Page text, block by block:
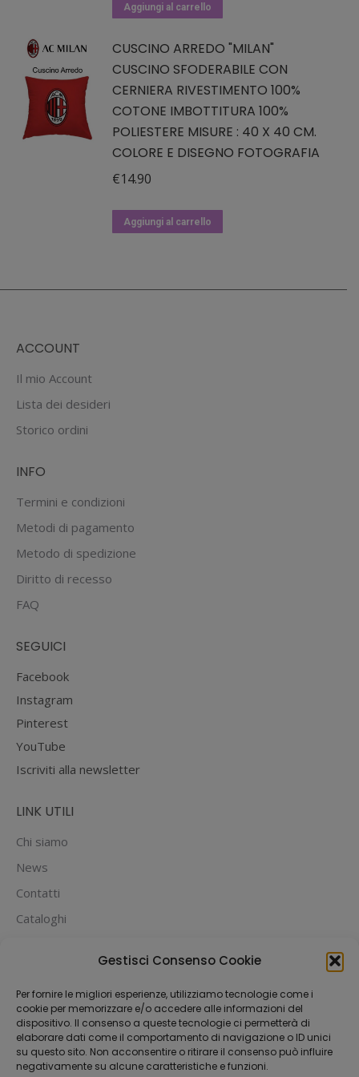
Gestisci Consenso Cookie
Per fornire le migliori esperienze, utilizziamo tecnologie come i
cookie per memorizzare e/o accedere alle informazioni del
dispositivo. Il consenso a queste tecnologie ci permetterà di
elaborare dati come il comportamento di navigazione o ID unici
su questo sito. Non acconsentire o ritirare il consenso può influire
negativamente su alcune caratteristiche e funzioni.
Aggiungi al carrello
CUSCINO ARREDO "MILAN"
CUSCINO SFODERABILE CON
CERNIERA RIVESTIMENTO 100%
COTONE IMBOTTITURA 100%
POLIESTERE MISURE : 40 X 40 CM.
COLORE E DISEGNO FOTOGRAFIA
€14.90
Aggiungi al carrello
ACCOUNT
Il mio Account
Lista dei desideri
Storico ordini
INFO
Termini e condizioni
Metodi di pagamento
Metodo di spedizione
Diritto di recesso
FAQ
SEGUICI
Facebook
Instagram
Pinterest
YouTube
Iscriviti alla newsletter
LINK UTILI
Chi siamo
News
Contatti
Cataloghi
PUOI PAGARE CON: